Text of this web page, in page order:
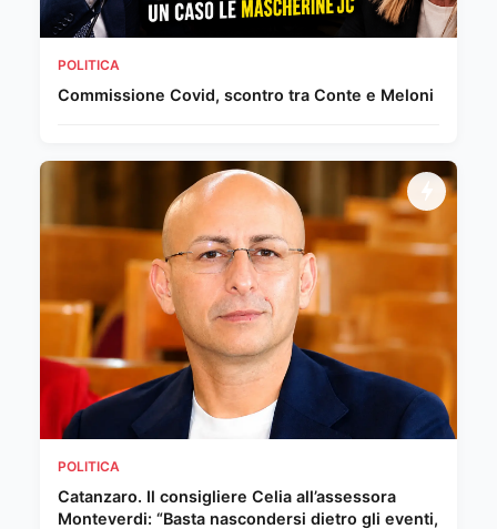
POLITICA
Commissione Covid, scontro tra Conte e Meloni
POLITICA
Catanzaro. Il consigliere Celia all’assessora
Monteverdi: “Basta nascondersi dietro gli eventi,